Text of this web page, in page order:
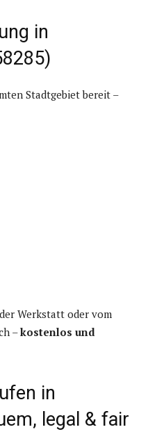
in
Stadtgebiet bereit –
Werkstatt oder vom
–kostenlos und
in
legal & fair